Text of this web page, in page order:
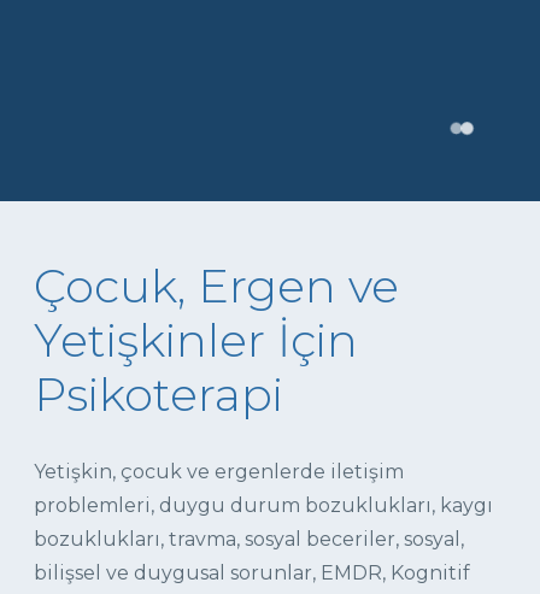
Çocuk, Ergen ve
Yetişkinler İçin
Psikoterapi
Yetişkin, çocuk ve ergenlerde iletişim
problemleri, duygu durum bozuklukları, kaygı
bozuklukları, travma, sosyal beceriler, sosyal,
bilişsel ve duygusal sorunlar, EMDR, Kognitif